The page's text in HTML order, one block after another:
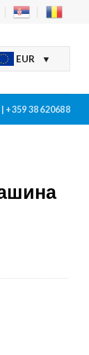
EUR
+359 38 620688